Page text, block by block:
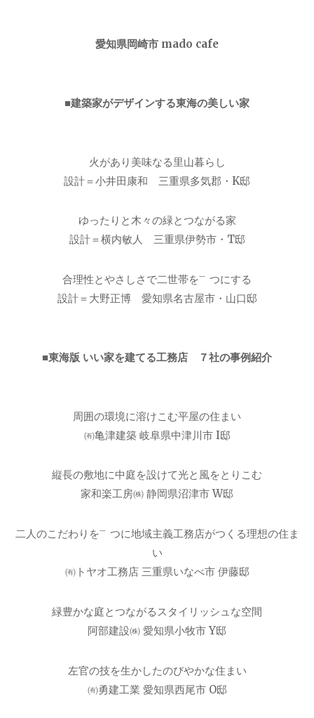
愛知県岡崎市 mado cafe
■建築家がデザインする東海の美しい家
火があり美味なる里山暮らし
設計＝小井田康和 三重県多気郡・K邸
ゆったりと木々の緑とつながる家
設計＝横内敏人 三重県伊勢市・T邸
合理性とやさしさで二世帯を㆒つにする
設計＝大野正博 愛知県名古屋市・山口邸
■東海版 いい家を建てる工務店 ７社の事例紹介
周囲の環境に溶けこむ平屋の住まい
㈲亀津建築 岐阜県中津川市 I邸
縦長の敷地に中庭を設けて光と風をとりこむ
家和楽工房㈱ 静岡県沼津市 W邸
二人のこだわりを㆒つに地域主義工務店がつくる理想の住ま
い
㈲トヤオ工務店 三重県いなべ市 伊藤邸
緑豊かな庭とつながるスタイリッシュな空間
阿部建設㈱ 愛知県小牧市 Y邸
左官の技を生かしたのびやかな住まい
㈲勇建工業 愛知県西尾市 O邸